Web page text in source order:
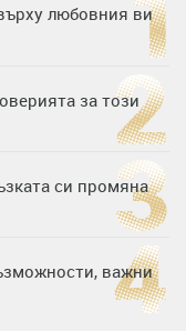
любовния ви
за този
си промяна
важни